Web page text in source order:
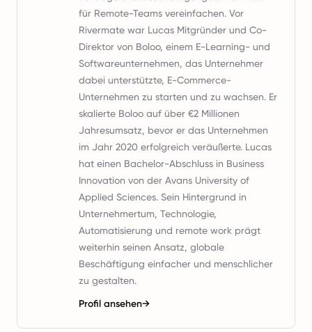
für Remote-Teams vereinfachen. Vor
Rivermate war Lucas Mitgründer und Co-
Direktor von Boloo, einem E-Learning- und
Softwareunternehmen, das Unternehmer
dabei unterstützte, E-Commerce-
Unternehmen zu starten und zu wachsen. Er
skalierte Boloo auf über €2 Millionen
Jahresumsatz, bevor er das Unternehmen
im Jahr 2020 erfolgreich veräußerte. Lucas
hat einen Bachelor-Abschluss in Business
Innovation von der Avans University of
Applied Sciences. Sein Hintergrund in
Unternehmertum, Technologie,
Automatisierung und remote work prägt
weiterhin seinen Ansatz, globale
Beschäftigung einfacher und menschlicher
zu gestalten.
Profil ansehen→